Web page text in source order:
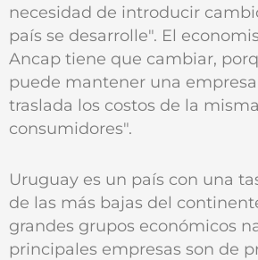
necesidad de introducir
país se desarrolle". El
Ancap tiene que cambiar,
puede mantener una
traslada los costos de la
consumidores".
Uruguay es un país con una
de las más bajas del
grandes grupos económicos
principales empresas son de